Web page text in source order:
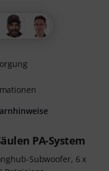
PA-System
Subwoofer, 6 x